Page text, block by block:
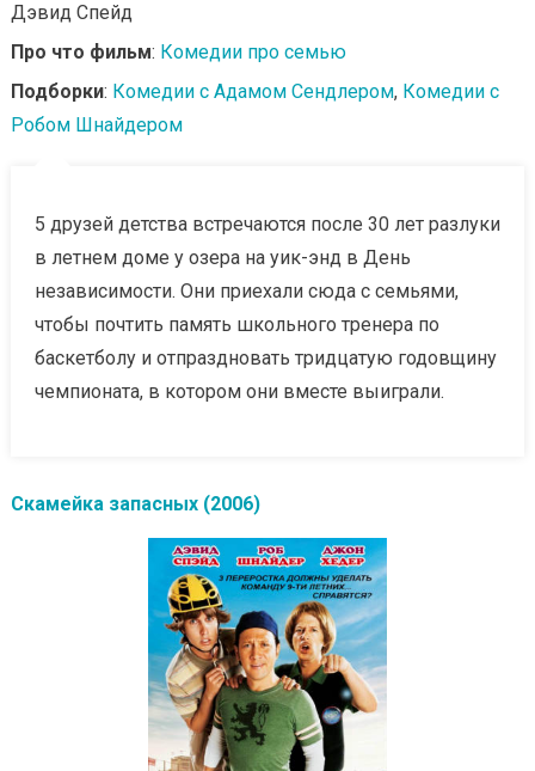
Дэвид Спейд
Про что фильм: Комедии про семью
Подборки: Комедии с Адамом Сендлером, Комедии с
Робом Шнайдером
5 друзей детства встречаются после 30 лет разлуки
в летнем доме у озера на уик-энд в День
независимости. Они приехали сюда с семьями,
чтобы почтить память школьного тренера по
баскетболу и отпраздновать тридцатую годовщину
чемпионата, в котором они вместе выиграли.
Скамейка запасных (2006)